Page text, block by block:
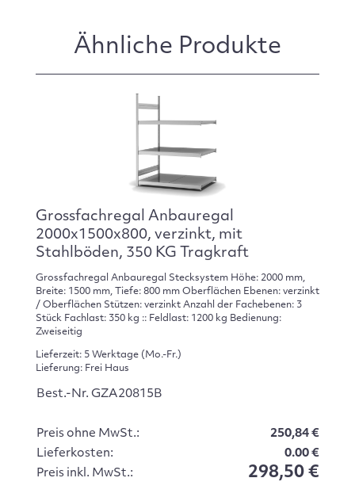
Ähnliche Produkte
Grossfachregal Anbauregal
2000x1500x800, verzinkt, mit
Stahlböden, 350 KG Tragkraft
Grossfachregal Anbauregal Stecksystem Höhe: 2000 mm,
Breite: 1500 mm, Tiefe: 800 mm Oberflächen Ebenen: verzinkt
/ Oberflächen Stützen: verzinkt Anzahl der Fachebenen: 3
Stück Fachlast: 350 kg :: Feldlast: 1200 kg Bedienung:
Zweiseitig
Lieferzeit: 5 Werktage (Mo.-Fr.)
Lieferung: Frei Haus
Best.-Nr. GZA20815B
Preis ohne MwSt.:
250,84 €
Lieferkosten:
0.00 €
Preis inkl. MwSt.:
298,50 €